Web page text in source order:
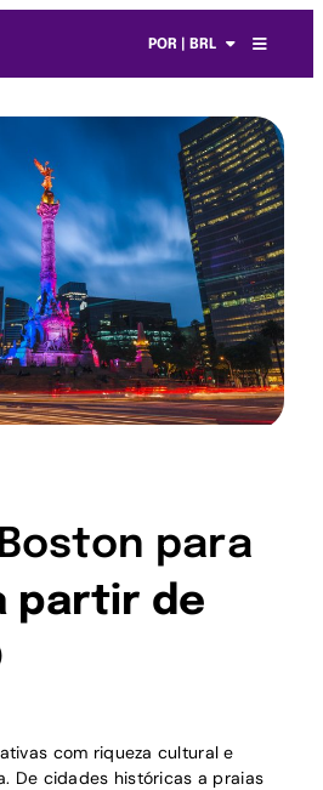
POR | BRL
para
partir de
com riqueza cultural e
De cidades históricas a praias